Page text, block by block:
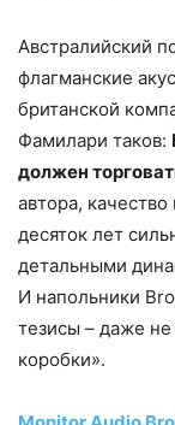
Австралийский
флагманские
британской
Фамилари таков:
должен
автора,
десяток лет
детальными
И напольники
тезисы – даже
коробки».